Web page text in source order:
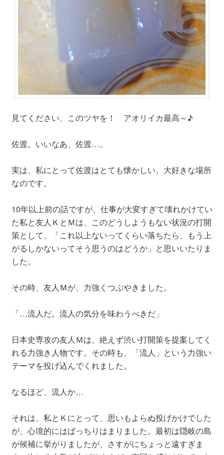
見てください、このツヤを！ アオリイカ最高～♪
佐渡。いいなあ、佐渡…。
実は、私にとって佐渡はとても懐かしい、大好きな場所
なのです。
10年以上前の話ですが、仕事が大変すぎて壊れかけてい
た私と友人ＫとＭは、このどうしようもない状況の打開
策として、「これ以上ないってくらい落ちたら、もう上
がるしかないってそう思うのはどうか」と思いいたりま
した。
その時、友人Ｍが、力強くつぶやきました。
「…流人だ。流人の気分を味わうべきだ」
日本史専攻の友人Ｍは、絶えず渋い打開策を提案してく
れる力強き人物です。その時も、「流人」という力強い
テーマを投げ込んでくれました。
なるほど、流人か…
それは、私とＫにとって、思いもよらぬ投げかけでした
が、心境的にはばっちりはまりました。最初は隠岐の島
が候補に挙がりましたが、さすがにちょっと遠すぎま